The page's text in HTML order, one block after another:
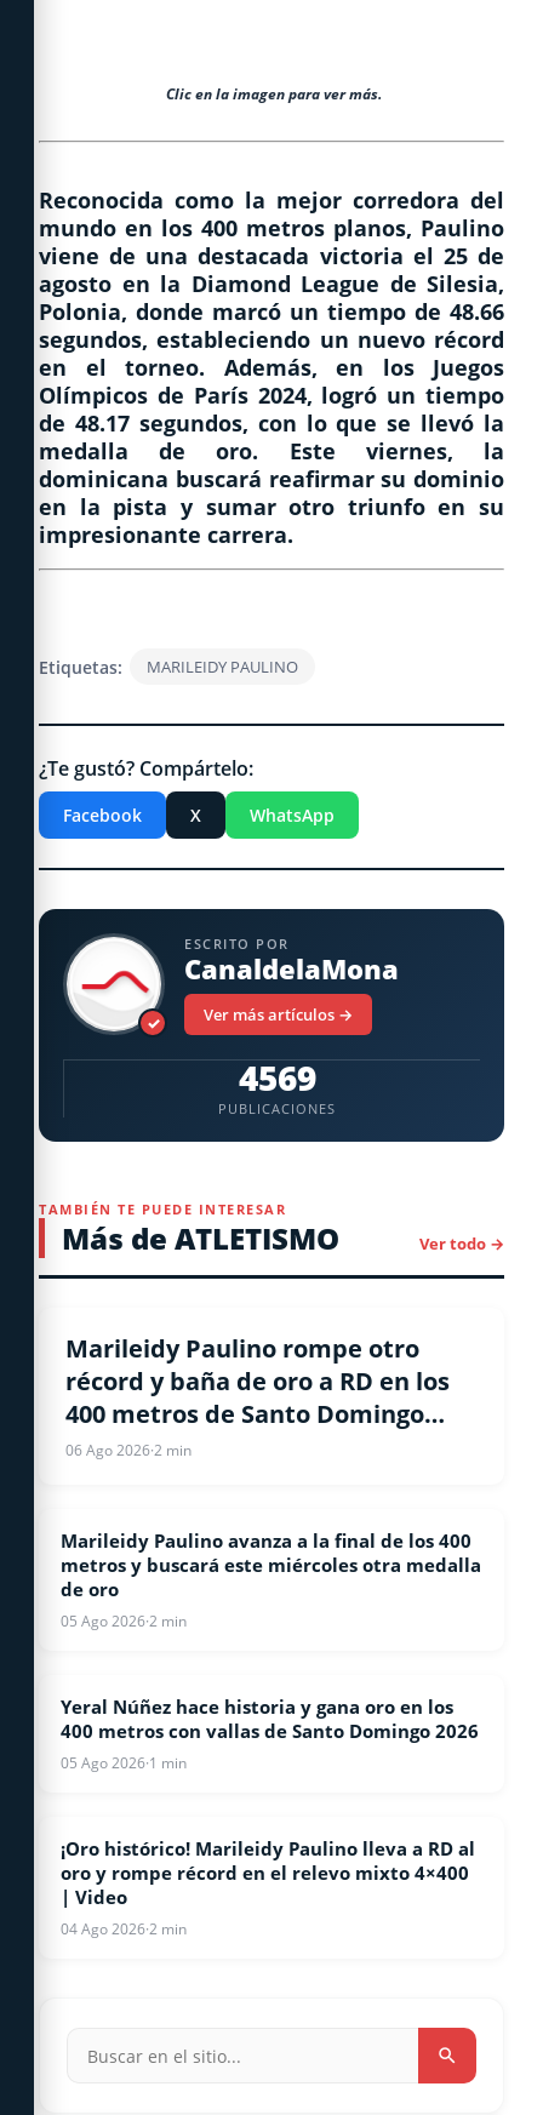
Clic en la imagen para ver más.
Reconocida como la mejor corredora del
mundo en los 400 metros planos, Paulino
viene de una destacada victoria el 25 de
agosto en la Diamond League de Silesia,
Polonia, donde marcó un tiempo de 48.66
segundos, estableciendo un nuevo récord
en el torneo. Además, en los Juegos
Olímpicos de París 2024, logró un tiempo
de 48.17 segundos, con lo que se llevó la
medalla de oro. Este viernes, la
dominicana buscará reafirmar su dominio
en la pista y sumar otro triunfo en su
impresionante carrera.
Etiquetas: MARILEIDY PAULINO
¿Te gustó? Compártelo:
Facebook X WhatsApp
✓
ESCRITO POR
CanaldelaMona
Ver más artículos →
4569
PUBLICACIONES
TAMBIÉN TE PUEDE INTERESAR
Más de ATLETISMO Ver todo →
ATLETISMO
Marileidy Paulino rompe otro
récord y baña de oro a RD en los
400 metros de Santo Domingo
2026 | Video
06 Ago 2026·2 min
ATLETISMO
Marileidy Paulino avanza a la final de los 400
metros y buscará este miércoles otra medalla
de oro
05 Ago 2026·2 min
ATLETISMO
Yeral Núñez hace historia y gana oro en los
400 metros con vallas de Santo Domingo 2026
05 Ago 2026·1 min
ATLETISMO
¡Oro histórico! Marileidy Paulino lleva a RD al
oro y rompe récord en el relevo mixto 4×400
| Video
04 Ago 2026·2 min